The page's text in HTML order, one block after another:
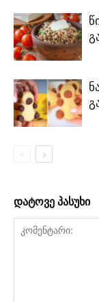
დატოვე პასუხი